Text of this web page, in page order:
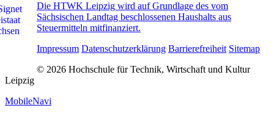
Die HTWK Leipzig wird auf Grundlage des vom
Sächsischen Landtag beschlossenen Haushalts aus
Steuermitteln mitfinanziert.
Impressum Datenschutzerklärung Barrierefreiheit Sitemap
© 2026 Hochschule für Technik, Wirtschaft und Kultur
Leipzig
MobileNavi